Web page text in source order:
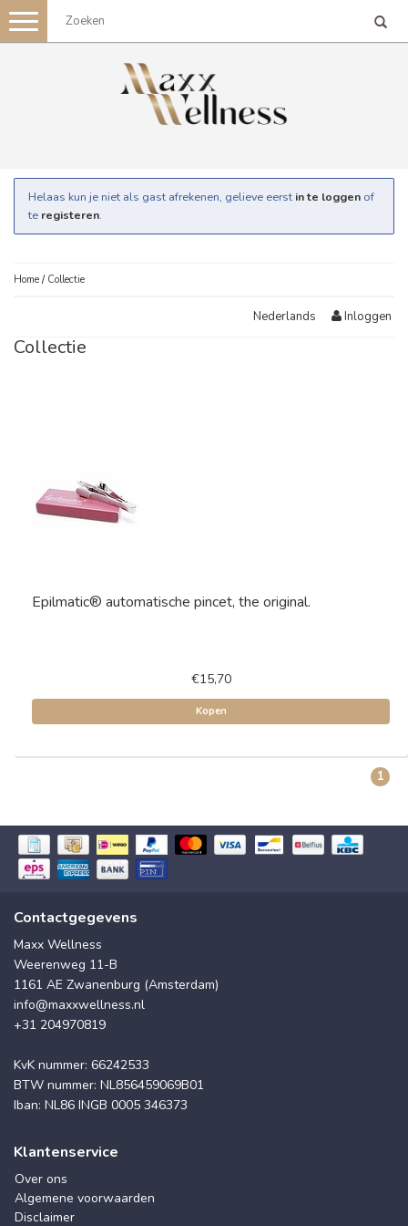
Toggle
navigation
Helaas kun je niet als gast afrekenen, gelieve eerst in te loggen of
te registeren.
Home / Collectie
Nederlands Inloggen
Collectie
Epilmatic® automatische pincet, the original.
€15,70
Kopen
1
Contactgegevens
Maxx Wellness
Weerenweg 11-B
1161 AE Zwanenburg (Amsterdam)
info@maxxwellness.nl
+31 204970819
KvK nummer: 66242533
BTW nummer: NL856459069B01
Iban: NL86 INGB 0005 346373
Klantenservice
Over ons
Algemene voorwaarden
Disclaimer